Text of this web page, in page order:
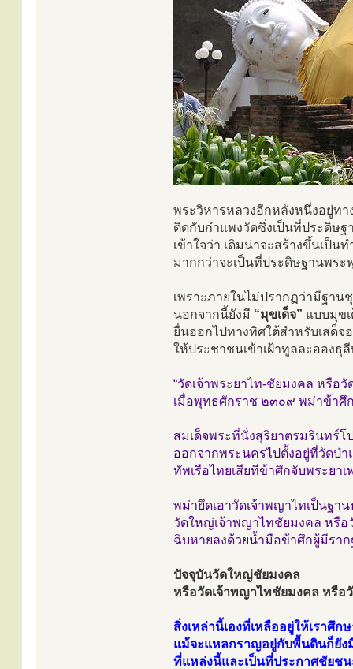
พระวิหารหลวงอีกหลังหนึ่งอยู่ท
ติดกับกำแพงวัดซึ่งเป็นที่ประดิษ
เข้าใจว่า เดิมน่าจะสร้างขึ้นเป็น
มากกว่าจะเป็นที่ประดิษฐานพระ
เพราะภายในไม่ปรากฏว่ามีฐา
นอกจากนี้ยังมี “มุขเด็จ” แบบมุข
ยื่นออกไปทางทิศใต้สำหรับเสด็จ
ให้ประชาชนเข้าเฝ้าทูลละอองธุ
“วัดเจ้าพระยาไท-ชัยมงคล หรือ
เมื่อพุทธศักราช ๒๓๐๙ พม่าข้าศึ
สมเด็จพระที่นั่งสุริยาตรมรินทร์โ
ออกจากพระนครไปตั้งอยู่ที่วัดป่า
ทัพเรือไทยเสียทีข้าศึกจับพระยา
พม่ายึดเอาวัดเจ้าพญาไทเป็นฐา
วัดใหญ่เจ้าพญาไทชัยมงคล หรือ
ฉิบหายลงด้วยน้ำมือข้าศึกผู้มีรา
ปัจจุบันวัดใหญ่ชัยมงคล
หรือวัดเจ้าพญาไทชัยมงคล หรือ
สิ่งเหล่านี้เองที่เหลืออยู่ให้เราศึ
แม้จะแหลกราญอยู่กับพื้นดินก็ยัง
ที่แหล่งนี้และเป็นที่ประกาศชัยช